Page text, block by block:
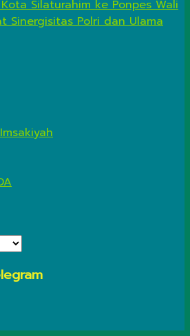
Silaturahim ke Ponpes Wali
Sinergisitas Polri dan Ulama